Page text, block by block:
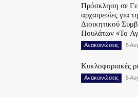
Πρόσκληση σε
αρχαιρεσίες για
Διοικητικού
Πουλάτων «Το
Ανακοινώσεις 5
Κυκλοφοριακές
Ανακοινώσεις 5